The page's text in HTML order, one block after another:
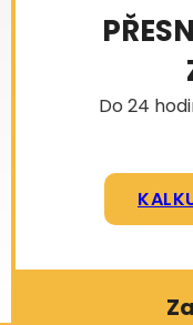
Do 24